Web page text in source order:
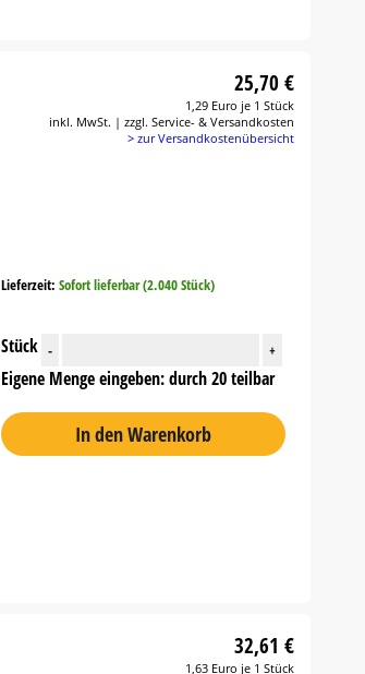
25,70 €
1,29 Euro je 1 Stück
inkl. MwSt. | zzgl. Service- & Versandkosten
> zur Versandkostenübersicht
Lieferzeit: Sofort lieferbar (2.040 Stück)
Stück - +
Eigene Menge eingeben: durch 20 teilbar
In den Warenkorb
32,61 €
1,63 Euro je 1 Stück